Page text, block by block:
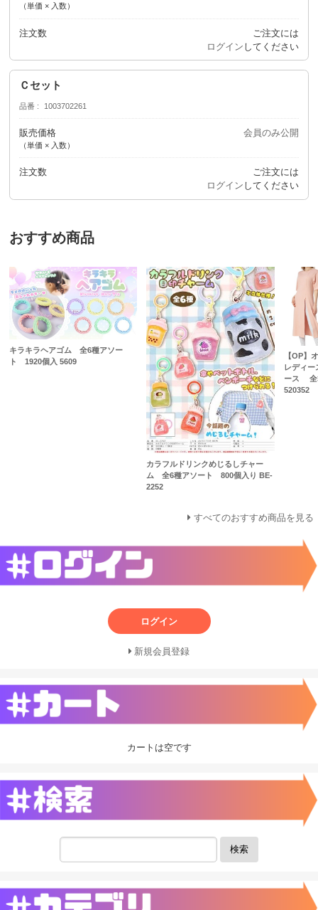
（単価 × 入数）
注文数
ご注文には
ログイン してください
Ｃセット
品番 1003702261
販売価格
（単価 × 入数）
会員のみ公開
注文数
ご注文には
ログイン してください
おすすめ商品
キラキラヘアゴム 全6種アソー
ト 1920個入 5609
カラフルドリンクめじるしチャー
ム 全6種アソート 800個入り BE-
2252
【OP】
レディ
ース 全
520352
すべてのおすすめ商品を見る
ログイン
新規会員登録
カートは空です
検索